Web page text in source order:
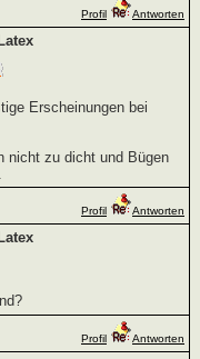
Profil Antworten
Erscheinungen bei
nicht zu dicht und Bügen
Profil
Antworten
Profil
Antworten